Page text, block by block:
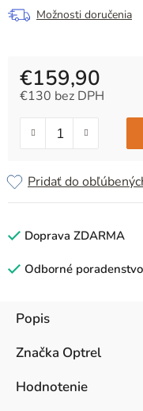
Možnosti doručenia
€159,90
€130 bez DPH
Pridať do
Doprava ZDARMA
Odborné poradenstvo
Popis
Značka Optrel
Hodnotenie